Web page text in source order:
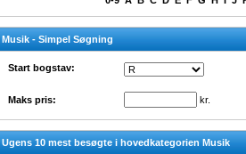
Musik - Simpel Søgning
Start bogstav:
Maks pris: kr.
Ugens 10 mest besøgte i hovedkategorien Musik